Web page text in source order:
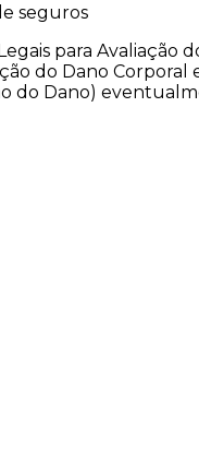
seguros
para Avaliação
do Dano Corporal
do Dano)